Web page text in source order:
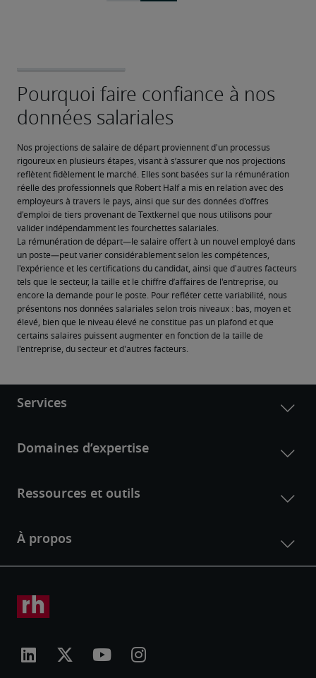
Nos projections de salaire de départ proviennent d'un processus
rigoureux en plusieurs étapes, visant à s’assurer que nos projections
reflètent fidèlement le marché. Elles sont basées sur la rémunération
réelle des professionnels que Robert Half a mis en relation avec des
employeurs à travers le pays, ainsi que sur des données d'offres
d'emploi de tiers provenant de Textkernel que nous utilisons pour
valider indépendamment les fourchettes salariales.
La rémunération de départ—le salaire offert à un nouvel employé dans
un poste—peut varier considérablement selon les compétences,
l'expérience et les certifications du candidat, ainsi que d'autres facteurs
tels que le secteur, la taille et le chiffre d’affaires de l'entreprise, ou
encore la demande pour le poste. Pour refléter cette variabilité, nous
présentons nos données salariales selon trois niveaux : bas, moyen et
élevé, bien que le niveau élevé ne constitue pas un plafond et que
certains salaires puissent augmenter en fonction de la taille de
l'entreprise, du secteur et d'autres facteurs.